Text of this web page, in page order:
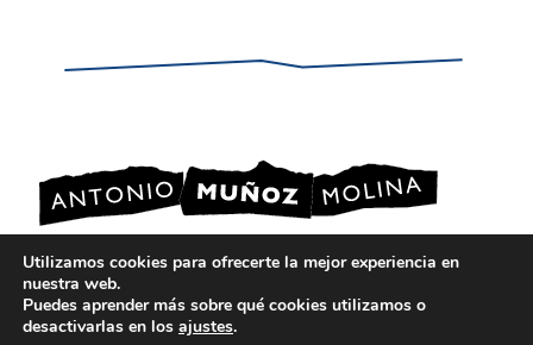
POLÍTICA DE COOKIES
AVISO LEGAL
Utilizamos cookies para ofrecerte la mejor experiencia en
nuestra web.
Puedes aprender más sobre qué cookies utilizamos o
desactivarlas en los ajustes.